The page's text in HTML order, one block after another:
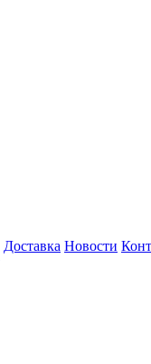
Доставка Новости